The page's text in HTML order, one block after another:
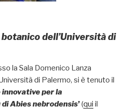
dell’Università di
la Sala Domenico Lanza
di Palermo, si è tenuto il
per la
Abies nebrodensis’(qui il